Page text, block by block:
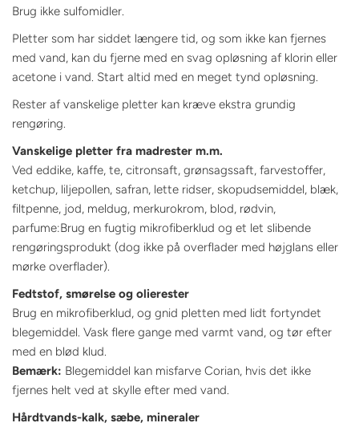
Brug ikke sulfomidler.
Pletter som har siddet længere tid, og som ikke kan fjernes
med vand, kan du fjerne med en svag opløsning af klorin eller
acetone i vand. Start altid med en meget tynd opløsning.
Rester af vanskelige pletter kan kræve ekstra grundig
rengøring.
Vanskelige pletter fra madrester m.m.
Ved eddike, kaffe, te, citronsaft, grønsagssaft, farvestoffer,
ketchup, liljepollen, safran, lette ridser, skopudsemiddel, blæk,
filtpenne, jod, meldug, merkurokrom, blod, rødvin,
parfume:Brug en fugtig mikrofiberklud og et let slibende
rengøringsprodukt (dog ikke på overflader med højglans eller
mørke overflader).
Fedtstof, smørelse og olierester
Brug en mikrofiberklud, og gnid pletten med lidt fortyndet
blegemiddel. Vask flere gange med varmt vand, og tør efter
med en blød klud.
Bemærk: Blegemiddel kan misfarve Corian, hvis det ikke
fjernes helt ved at skylle efter med vand.
Hårdtvands-kalk, sæbe, mineraler